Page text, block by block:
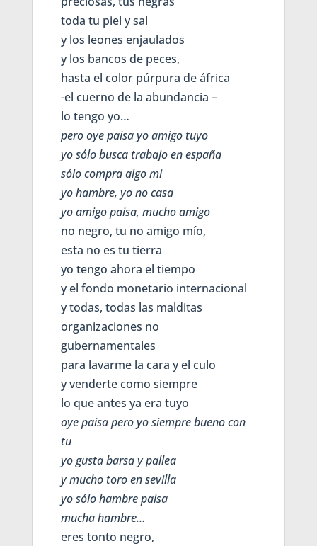
toda tu piel y sal
y los leones enjaulados
y los bancos de peces,
hasta el color púrpura de áfrica
-el cuerno de la abundancia –
lo tengo yo…
pero oye paisa yo amigo tuyo
yo sólo busca trabajo en españa
sólo compra algo mi
yo hambre, yo no casa
yo amigo paisa, mucho amigo
no negro, tu no amigo mío,
esta no es tu tierra
yo tengo ahora el tiempo
y el fondo monetario internacional
y todas, todas las malditas
organizaciones no
gubernamentales
para lavarme la cara y el culo
y venderte como siempre
lo que antes ya era tuyo
oye paisa pero yo siempre bueno con
tu
yo gusta barsa y pallea
y mucho toro en sevilla
yo sólo hambre paisa
mucha hambre…
eres tonto negro,